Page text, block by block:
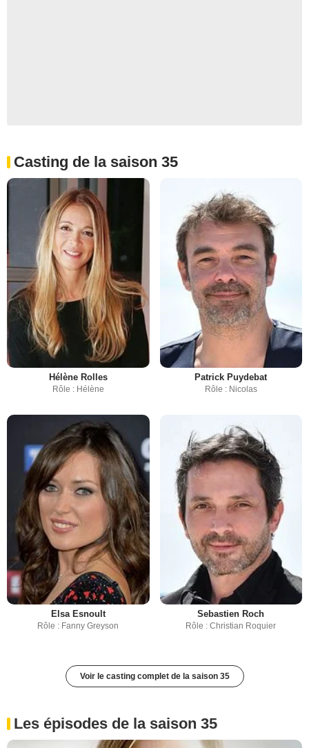
Casting de la saison 35
Hélène Rolles
Rôle : Hélène
Patrick Puydebat
Rôle : Nicolas
Elsa Esnoult
Rôle : Fanny Greyson
Sebastien Roch
Rôle : Christian Roquier
Voir le casting complet de la saison 35
Les épisodes de la saison 35